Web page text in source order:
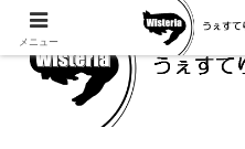
メニュー